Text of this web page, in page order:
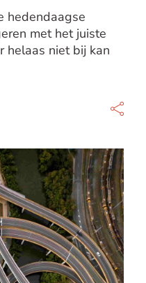
hedendaagse
met het juiste
helaas niet bij kan